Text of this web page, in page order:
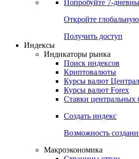
Попробуйте 7-
Откройте
Получить доступ
Индексы
Индикаторы рынка
Поиск индексов
Криптовалюты
Курсы валют
Курсы валют Forex
Ставки центральных
Создать индекс
Возможность
Макроэкономика